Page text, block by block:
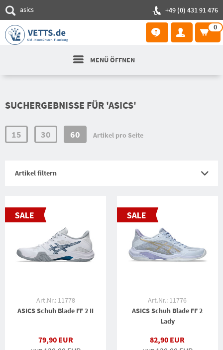
+49 (0) 431 91 476
0
MENÜ ÖFFNEN
SUCHERGEBNISSE FÜR 'ASICS'
Artikel filtern
15 30 60 Artikel pro Seite
Art.Nr.: 11778
ASICS Schuh Blade FF 2 II
79,90 EUR
Art.Nr.: 11776
ASICS Schuh Blade FF 2
Lady
82,90 EUR